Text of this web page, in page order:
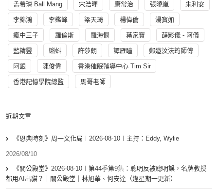
孟希璘 Ball Mang 宋浩暉 康常治 張曉嵐 朱利安
李錦鴻 李鑑峰 梁天琦 楊偉倫 湯寳如
瘋中三子 羅倫斯 羅海憫 葉家寶 薛影儀 - 阿儀
藍精靈 蝌蚪 許莎朗 譚雁瞳 鄭遨汶法筠師傅
阿銀 陳俊偉 香港催眠輔導中心 Tim Sir
香港記憶學院總監 馬哥老師
近期文章
《恩典時刻》周一文化局︱2026-08-10︱主持：Eddy, Wylie
2026/08/10
《關公殿堂》2026-08-10︱第44季第9集：聰明反被聰明誤，名牌教授
都用AI出貓？｜關公殿堂｜林旭華、何安達（逢星期一更新）